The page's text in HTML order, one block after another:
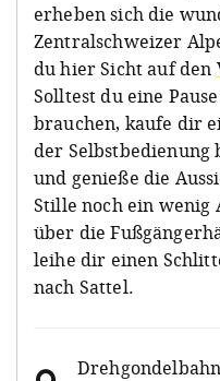
erheben sich die
Zentralschweizer
du hier Sicht auf den
Solltest du eine
brauchen, kaufe dir
der
und genieße die
Stille noch ein wenig
über die
leihe dir einen
nach Sattel.